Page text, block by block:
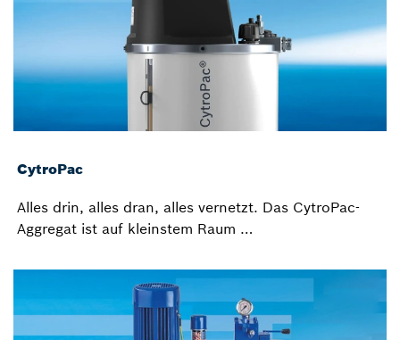
CytroPac
Alles drin, alles dran, alles vernetzt. Das CytroPac-
Aggregat ist auf kleinstem Raum …